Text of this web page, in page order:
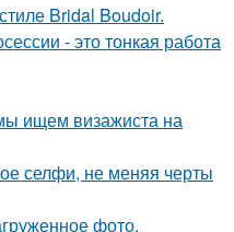
Bridal Boudoir.
- это тонкая работа
ищем визажиста на
селфи, не меняя черты
фото.